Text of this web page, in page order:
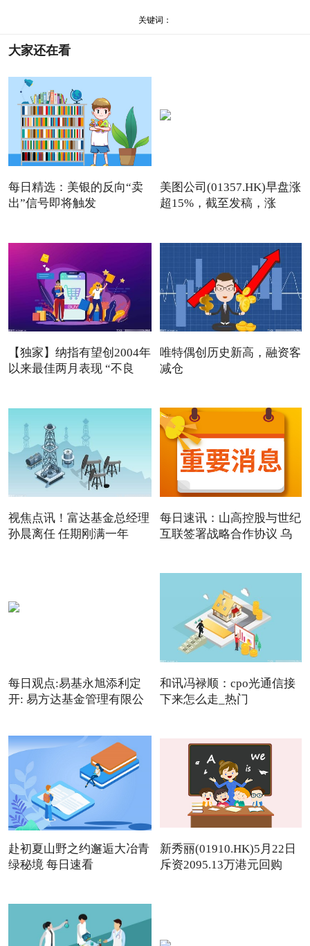
关键词：
大家还在看
每日精选：美银的反向“卖
出”信号即将触发
美图公司(01357.HK)早盘涨
超15%，截至发稿，涨
【独家】纳指有望创2004年
以来最佳两月表现 “不良
唯特偶创历史新高，融资客
减仓
视焦点讯！富达基金总经理
孙晨离任 任期刚满一年
每日速讯：山高控股与世纪
互联签署战略合作协议 乌
每日观点:易基永旭添利定
开: 易方达基金管理有限公
和讯冯禄顺：cpo光通信接
下来怎么走_热门
赴初夏山野之约邂逅大冶青
绿秘境 每日速看
新秀丽(01910.HK)5月22日
斥资2095.13万港元回购